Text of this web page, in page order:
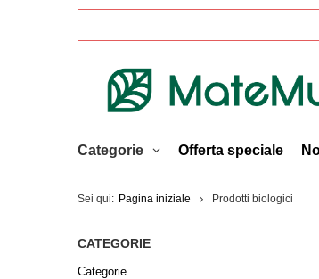
Categorie Offerta speciale
Sei qui: Pagina iniziale Prodotti biologici
CATEGORIE
Categorie